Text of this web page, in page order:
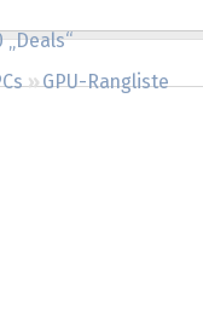
„Deals“
GPU-Rangliste